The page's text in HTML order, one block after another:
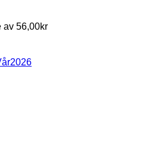
av 56,00kr